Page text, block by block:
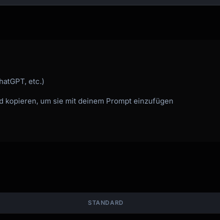
next?"
etc.)
kopieren, um sie mit deinem Prompt einzufügen
STANDARD